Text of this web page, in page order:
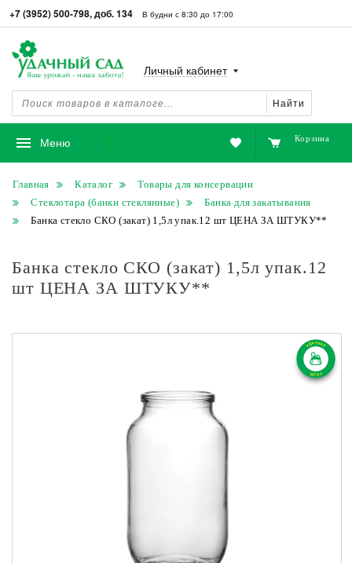
+7 (3952) 500-798, доб. 134 В будни с 8:30 до 17:00
Найти
Личный кабинет
Меню Корзина
Главная Каталог
Товары для консервации
Стеклотара (банки стеклянные)
Банка для закатывания
Банка стекло СКО (закат) 1,5л упак.12 шт ЦЕНА ЗА ШТУКУ**
Банка стекло СКО (закат) 1,5л упак.12
шт ЦЕНА ЗА ШТУКУ**